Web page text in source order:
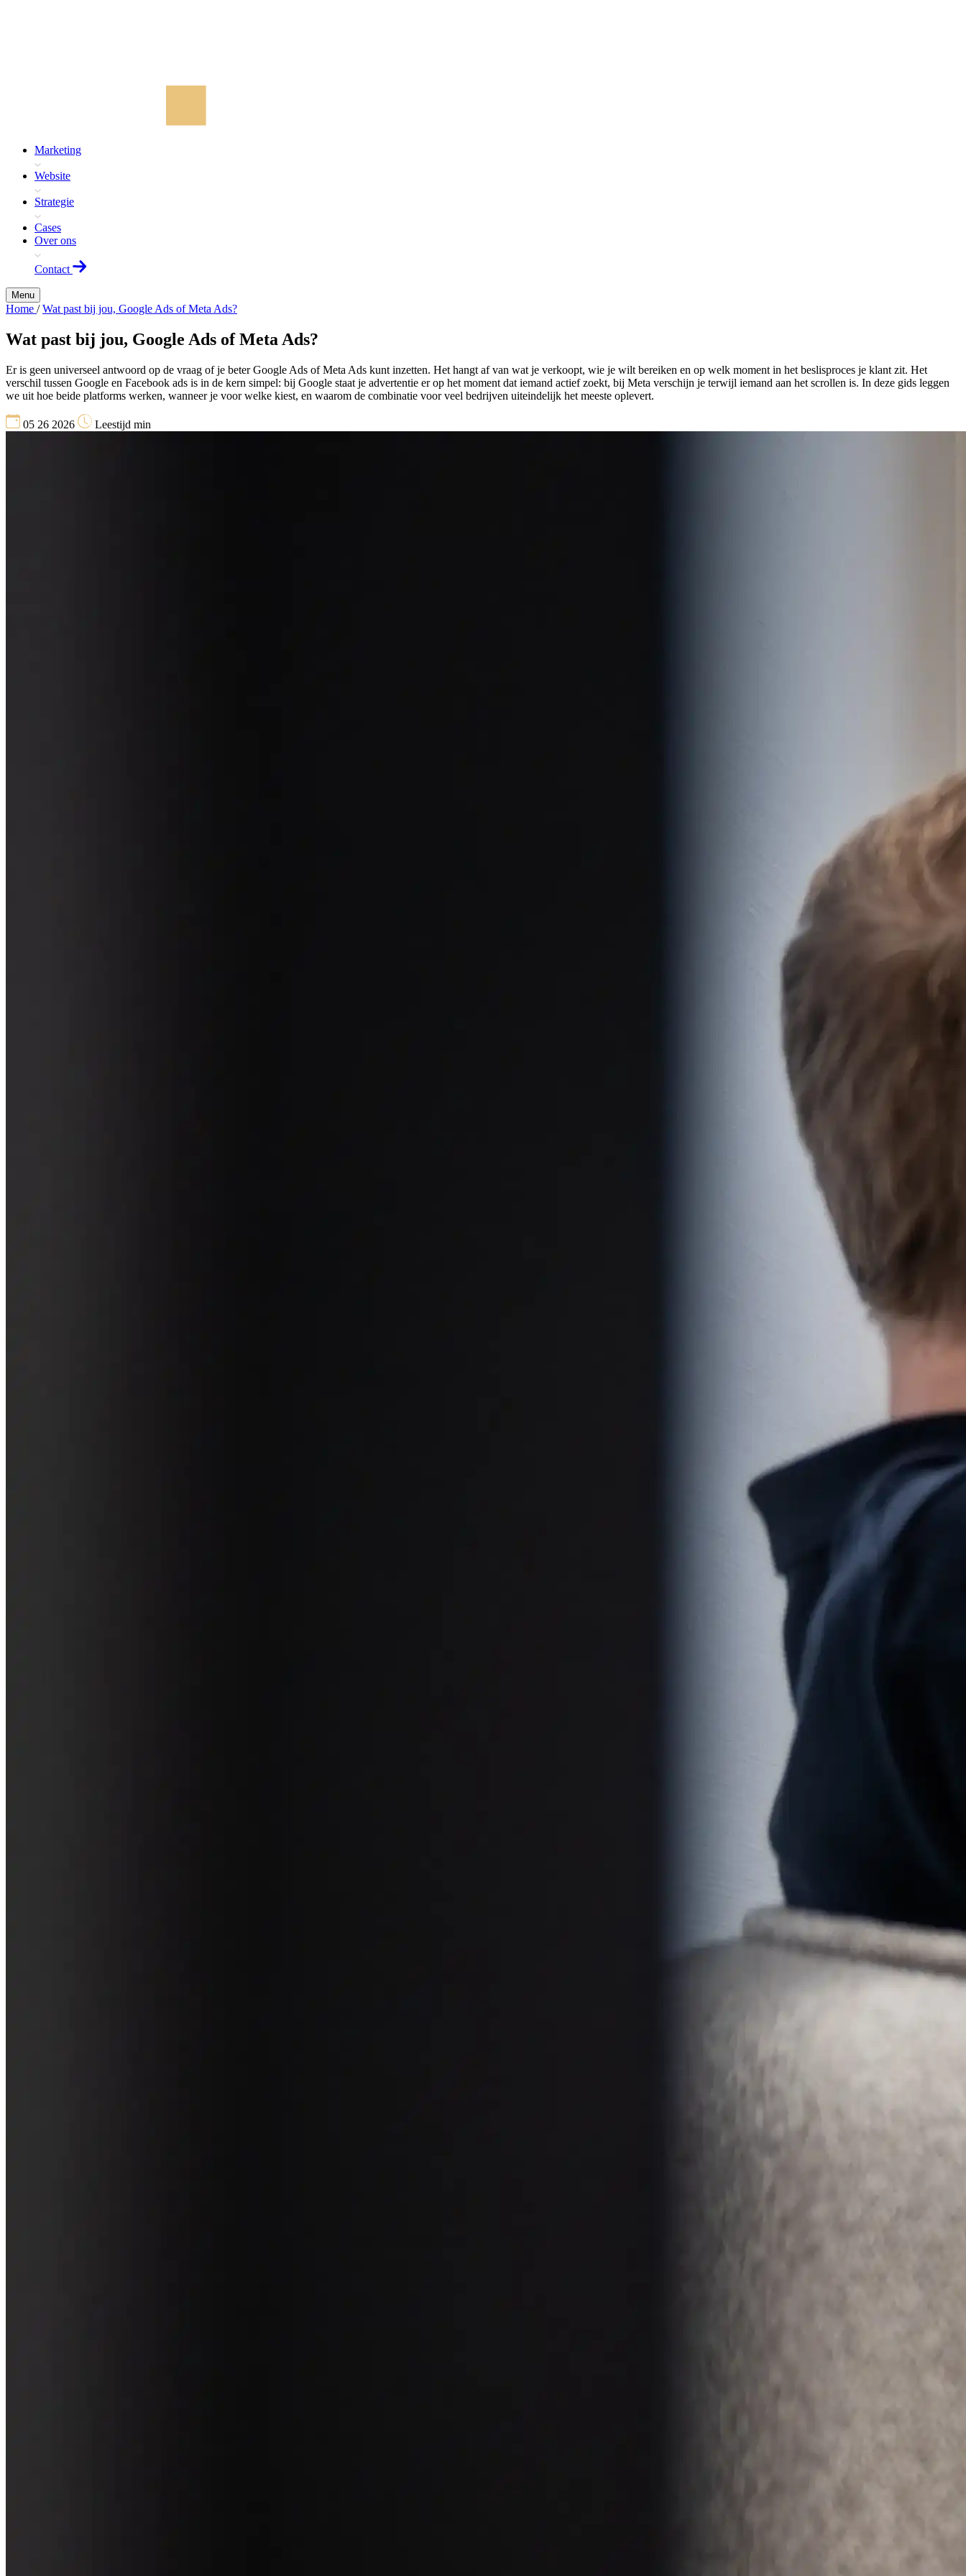
Marketing
Website
Strategie
Cases
Over ons
Contact
Menu
Home / Wat past bij jou, Google Ads of Meta Ads?
Wat past bij jou, Google Ads of Meta Ads?
Er is geen universeel antwoord op de vraag of je beter Google Ads of Meta Ads kunt inzetten. Het hangt af van wat je verkoopt, wie je wilt bereiken en op welk moment in het beslisproces je klant zit. Het
verschil tussen Google en Facebook ads is in de kern simpel: bij Google staat je advertentie er op het moment dat iemand actief zoekt, bij Meta verschijn je terwijl iemand aan het scrollen is. In deze gids leggen
we uit hoe beide platforms werken, wanneer je voor welke kiest, en waarom de combinatie voor veel bedrijven uiteindelijk het meeste oplevert.
05 26 2026 Leestijd min